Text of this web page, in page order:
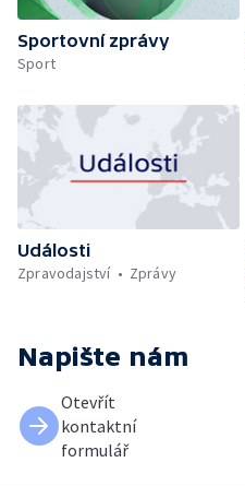
Sportovní zprávy
Sport
Události
Zpravodajství
Zprávy
Napište nám
Otevřít
kontaktní
formulář